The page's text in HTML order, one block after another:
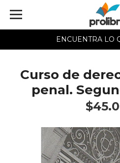
ENCUENTRA LO
Curso de
penal.